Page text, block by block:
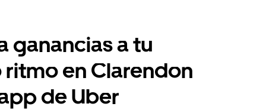
ganancias a tu
en Clarendon
de Uber